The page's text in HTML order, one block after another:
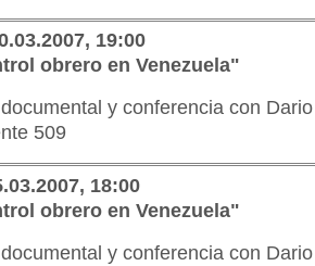
19:00
obrero en Venezuela"
y conferencia con
509
18:00
obrero en Venezuela"
y conferencia con